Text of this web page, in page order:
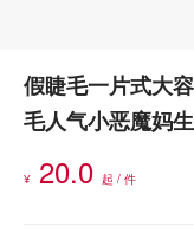
假睫毛一片式大
毛人气小恶魔妈
¥ 20.0 起 / 件